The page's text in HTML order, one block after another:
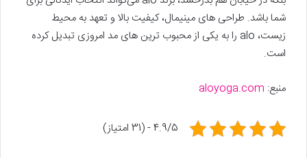
شما باشد. طراحی های مینیمال، کیفیت بالا و تعهد به محیط‌
زیست، alo را به یکی از محبوب ترین های مد امروزی تبدیل کرده
است.
منبع: aloyoga.com
4.9/5 - (31 امتیاز)